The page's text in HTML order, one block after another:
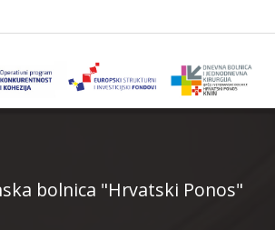
bolnica "Hrvatski Ponos"